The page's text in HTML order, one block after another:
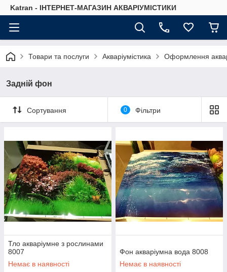
Katran - ІНТЕРНЕТ-МАГАЗИН АКВАРІУМІСТИКИ
Товари та послуги Акваріумістика Оформлення
Задній фон
Сортування 0 Фільтри
Тло акваріумне з рослинами
8007
Немає в наявності
Фон акваріумна вода 8008
Немає в наявності